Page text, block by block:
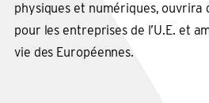
physiques et numériques, ouvrira
pour les entreprises de l’U.E. et
vie des Européennes.